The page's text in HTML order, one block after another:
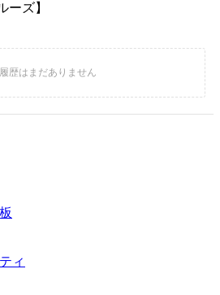
ーズ】
ィ